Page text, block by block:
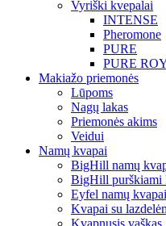
Vyriški kvepalai
INTENSE
Pheromone
PURE
PURE
Makiažo priemonės
Lūpoms
Nagų lakas
Priemonės akims
Veidui
Namų kvapai
BigHill namų
BigHill purškiami
Eyfel namų kvapai
Kvapai su
Kvapnusis vaškas